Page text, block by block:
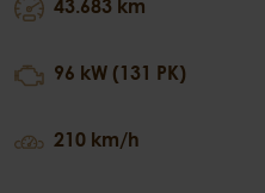
43.683 km
96 kW (131 PK)
210 km/h